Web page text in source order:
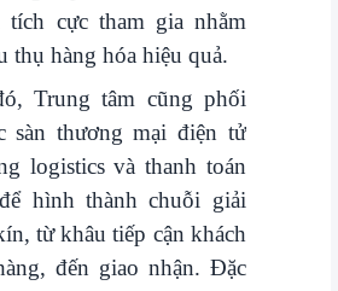
tích cực tham gia nhằm
thụ hàng hóa hiệu quả.
Trung tâm cũng phối
sàn thương mại điện tử
logistics và thanh toán
hình thành chuỗi giải
từ khâu tiếp cận khách
đến giao nhận. Đặc